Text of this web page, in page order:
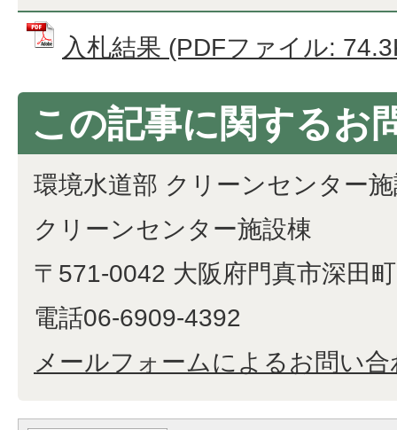
入札結果 (PDFファイル:
この記事に関するお
環境水道部 クリーンセンター
クリーンセンター施設棟
〒571-0042 大阪府門真市深田
電話06-6909-4392
メールフォームによるお問い合